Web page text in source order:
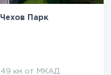
Парк
км от МКАД